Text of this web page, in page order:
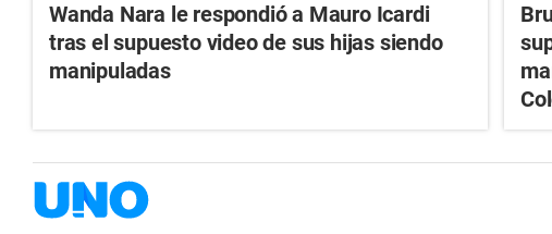
Wanda Nara le respondió a Mauro Icardi
tras el supuesto video de sus hijas siendo
manipuladas